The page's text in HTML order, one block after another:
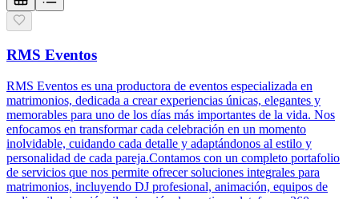
RMS Eventos
RMS Eventos es una productora de eventos especializada en
matrimonios, dedicada a crear experiencias únicas, elegantes y
memorables para uno de los días más importantes de la vida. Nos
enfocamos en transformar cada celebración en un momento
inolvidable, cuidando cada detalle y adaptándonos al estilo y
personalidad de cada pareja.Contamos con un completo portafolio
de servicios que nos permite ofrecer soluciones integrales para
matrimonios, incluyendo DJ profesional, animación, equipos de